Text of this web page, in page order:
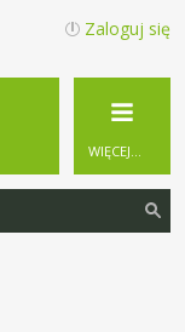
Zaloguj się
WIĘCEJ…